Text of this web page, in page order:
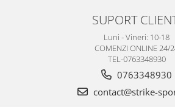
SUPORT
Luni - Vineri: 10-18
COMENZI ONLINE 24/
TEL-0763348930
0763348930
contact@strike-